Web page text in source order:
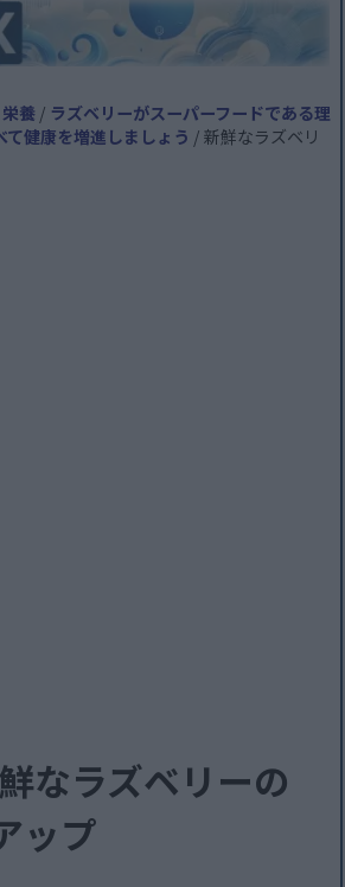
栄養 / ラズベリーがスーパーフードである理
健康を増進しましょう / 新鮮なラズベリ
なラズベリーの
ップ